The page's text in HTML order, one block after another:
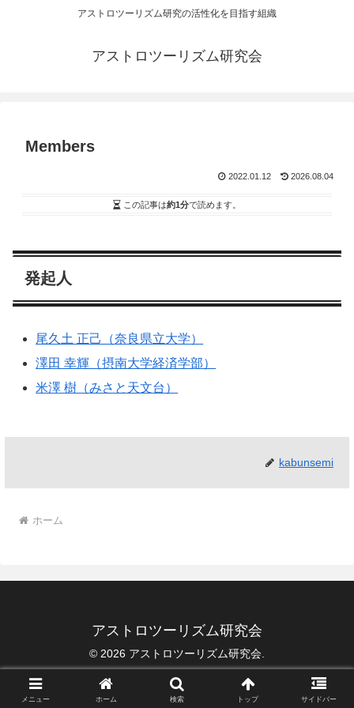
アストロツーリズム研究の活性化を目指す組織
アストロツーリズム研究会
Members
2022.01.12 2026.08.04
この記事は約1分で読めます。
発起人
尾久土 正己（奈良県立大学）
澤田 幸輝（摂南大学経済学部）
米澤 樹（みさと天文台）
kabunsemi
ホーム
アストロツーリズム研究会
© 2026 アストロツーリズム研究会.
メニュー ホーム 検索 トップ サイドバー